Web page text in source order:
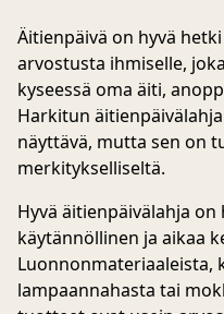
Äitienpäivä on hyvä
arvostusta ihmiselle,
kyseessä oma äiti,
Harkitun
näyttävä, mutta sen on
merkitykselliseltä.
Hyvä äitienpäivälahja
käytännöllinen ja aikaa
Luonnonmateriaaleista,
lampaannahasta tai